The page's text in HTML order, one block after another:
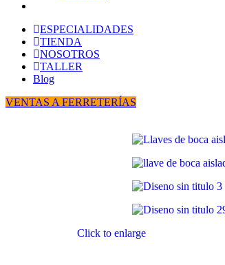
ESPECIALIDADES
TIENDA
NOSOTROS
TALLER
Blog
VENTAS A FERRETERÍAS
Click to enlarge